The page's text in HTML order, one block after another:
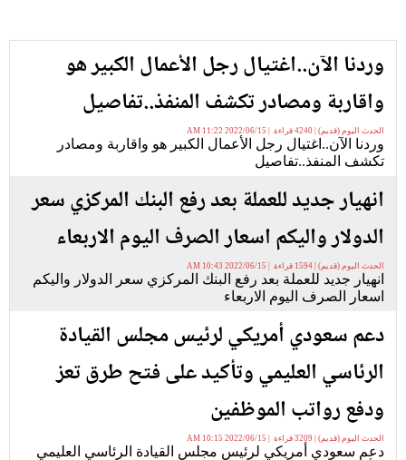
وردنا الآن..اغتيال رجل الأعمال الكبير هو
واقاربة ومصادر تكشف المنفذ..تفاصيل
الحدث اليوم (قديم) | 4240 قراءة | 2022/06/15 11:22 AM
وردنا الآن..اغتيال رجل الأعمال الكبير هو واقاربة ومصادر
تكشف المنفذ..تفاصيل
انهيار جديد للعملة بعد رفع البنك المركزي سعر
الدولار واليكم اسعار الصرف اليوم الاربعاء
الحدث اليوم (قديم) | 1594 قراءة | 2022/06/15 10:43 AM
انهيار جديد للعملة بعد رفع البنك المركزي سعر الدولار واليكم
اسعار الصرف اليوم الاربعاء
دعم سعودي أمريكي لرئيس مجلس القيادة
الرئاسي العليمي وتأكيد على فتح طرق تعز
ودفع رواتب الموظفين
الحدث اليوم (قديم) | 3209 قراءة | 2022/06/15 10:15 AM
دعم سعودي أمريكي لرئيس مجلس القيادة الرئاسي العليمي